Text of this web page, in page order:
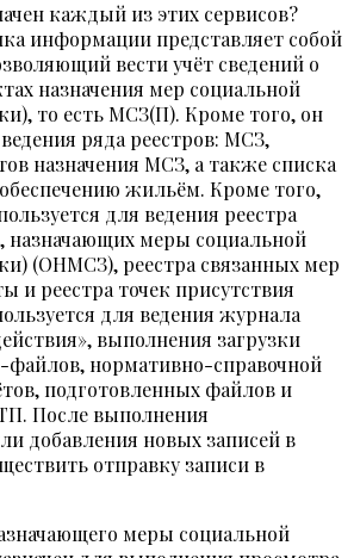
каждый из этих сервисов?
информации представляет собой
вести учёт сведений о
назначения мер социальной
то есть МСЗ(П). Кроме того, он
ряда реестров: МСЗ,
назначения МСЗ, а также списка
жильём. Кроме того,
для ведения реестра
меры социальной
(ОНМСЗ), реестра связанных мер
и реестра точек присутствия
для ведения журнала
выполнения загрузки
файлов, нормативно-справочной
подготовленных файлов и
После выполнения
добавления новых записей в
отправку записи в
меры социальной